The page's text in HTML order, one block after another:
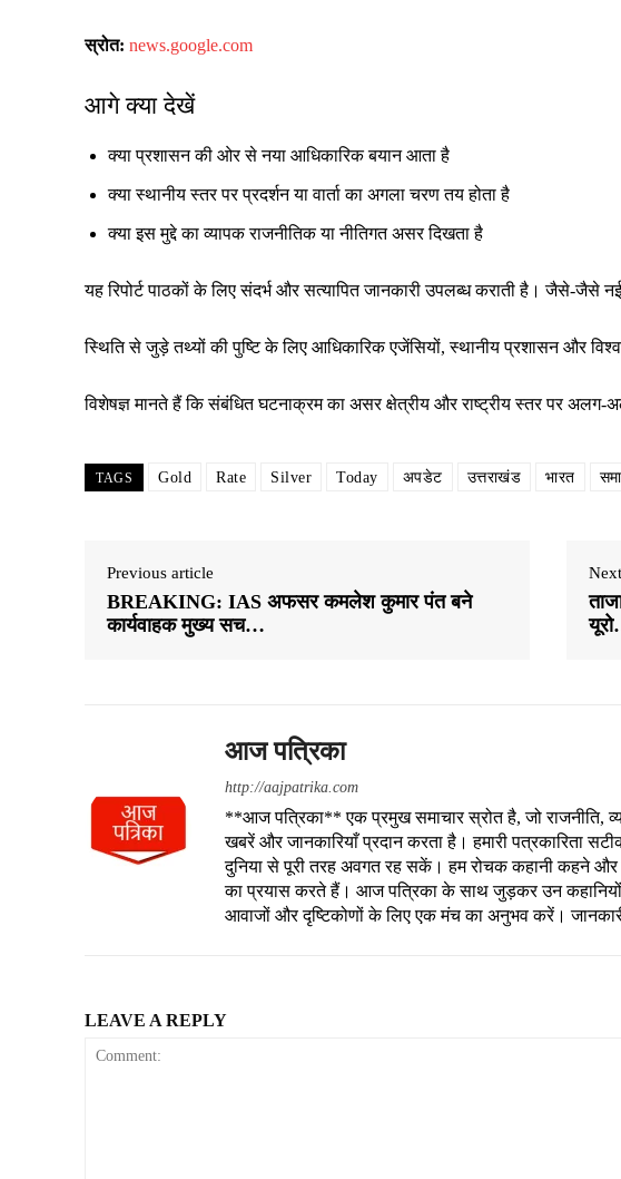
स्रोत: news.google.com
आगे क्या देखें
क्या प्रशासन की ओर से नया आधिकारिक बयान आता है
क्या स्थानीय स्तर पर प्रदर्शन या वार्ता का अगला चरण तय होता है
क्या इस मुद्दे का व्यापक राजनीतिक या नीतिगत असर दिखता है
यह रिपोर्ट पाठकों के लिए संदर्भ और सत्यापित जानकारी उपलब्ध कराती है। जैसे-जैसे
स्थिति से जुड़े तथ्यों की पुष्टि के लिए आधिकारिक एजेंसियों, स्थानीय प्रशासन और
विशेषज्ञ मानते हैं कि संबंधित घटनाक्रम का असर क्षेत्रीय और राष्ट्रीय स्तर पर
TAGS Gold Rate Silver Today अपडेट उत्तराखंड भारत
Previous article
BREAKING: IAS अफसर कमलेश कुमार पंत बने
कार्यवाहक मुख्य सच…
आज पत्रिका
http://aajpatrika.com
**आज पत्रिका** एक प्रमुख समाचार स्रोत है, जो राजनीति,
खबरें और जानकारियाँ प्रदान करता है। हमारी पत्रकारिता
दुनिया से पूरी तरह अवगत रह सकें। हम रोचक कहानी कहने और
का प्रयास करते हैं। आज पत्रिका के साथ जुड़कर उन कहानियों
आवाजों और दृष्टिकोणों के लिए एक मंच का अनुभव करें।
LEAVE A REPLY